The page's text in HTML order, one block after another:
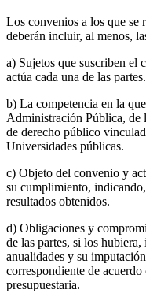
Los convenios a los que se
deberán incluir, al menos,
a) Sujetos que suscriben el
actúa cada una de las partes.
b) La competencia en la
Administración Pública, de
de derecho público
Universidades públicas.
c) Objeto del convenio y
su cumplimiento,
resultados obtenidos.
d) Obligaciones y
de las partes, si los
anualidades y su
correspondiente de
presupuestaria.